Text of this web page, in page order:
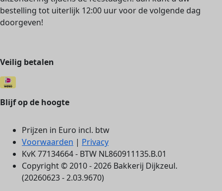
bestelling tot uiterlijk 12:00 uur voor de volgende dag
doorgeven!
Veilig betalen
Blijf op de hoogte
Prijzen in Euro incl. btw
Voorwaarden | Privacy
KvK 77134664 - BTW NL860911135.B.01
Copyright © 2010 - 2026 Bakkerij Dijkzeul.
(20260623 - 2.03.9670)